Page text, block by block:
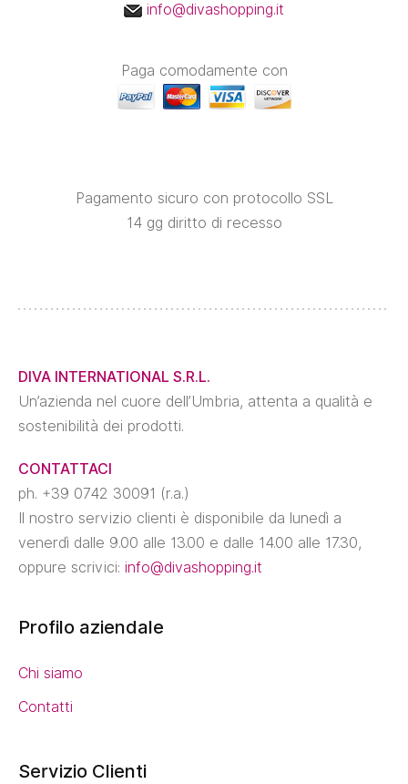
info@divashopping.it
Paga comodamente con
Pagamento sicuro con protocollo SSL
14 gg diritto di recesso
DIVA INTERNATIONAL S.R.L.
Un’azienda nel cuore dell’Umbria, attenta a qualità e
sostenibilità dei prodotti.
CONTATTACI
ph. +39 0742 30091 (r.a.)
Il nostro servizio clienti è disponibile da lunedì a
venerdì dalle 9.00 alle 13.00 e dalle 14.00 alle 17.30,
oppure scrivici: info@divashopping.it
Profilo aziendale
Chi siamo
Contatti
Servizio Clienti